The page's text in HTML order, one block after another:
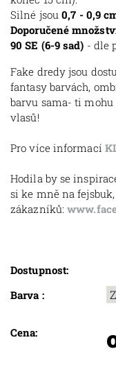
Silné jsou0,7 - 0,9
Doporučené
90 SE (6-9 sad) - dle
Fake dredy jsou
fantasy barvách,
barvu sama- ti
vlasů!
Pro více informací
Hodila by se
si ke mně na
zákazníků:
Dostupnost:
Barva :
Cena: